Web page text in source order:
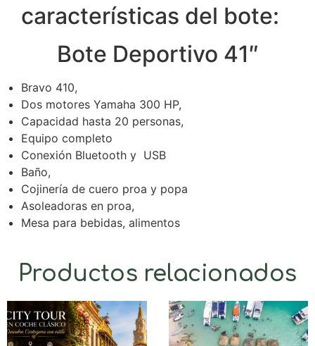
características del bote:
Bote Deportivo 41″
Bravo 410,
Dos motores Yamaha 300 HP,
Capacidad hasta 20 personas,
Equipo completo
Conexión Bluetooth y USB
Baño,
Cojinería de cuero proa y popa
Asoleadoras en proa,
Mesa para bebidas, alimentos
Productos relacionados